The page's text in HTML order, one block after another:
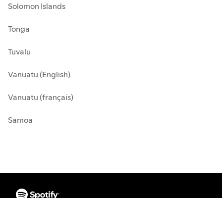
Solomon Islands
Tonga
Tuvalu
Vanuatu (English)
Vanuatu (français)
Samoa